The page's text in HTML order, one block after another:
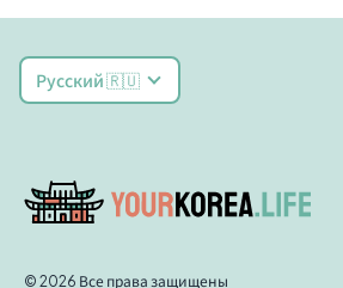
Русский 🇷🇺
© 2026 Все права защищены